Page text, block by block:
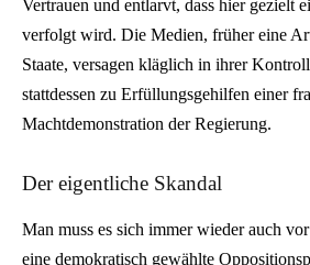
Vertrauen und entlarvt, dass hier gezielt
verfolgt wird. Die Medien, früher eine
Staate, versagen kläglich in ihrer
stattdessen zu Erfüllungsgehilfen einer
Machtdemonstration der Regierung.
Der eigentliche Skandal
Man muss es sich immer wieder auch
eine demokratisch gewählte